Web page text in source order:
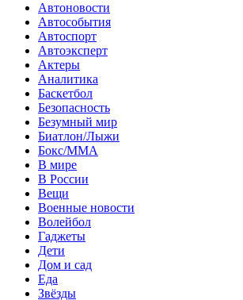
Автоновости
Автособытия
Автоспорт
Автоэксперт
Актеры
Аналитика
Баскетбол
Безопасность
Безумный мир
Биатлон/Лыжи
Бокс/MMA
В мире
В России
Вещи
Военные новости
Волейбол
Гаджеты
Дети
Дом и сад
Еда
Звёзды